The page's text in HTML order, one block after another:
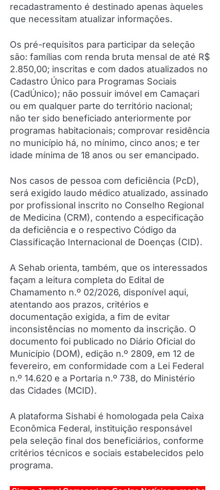
recadastramento é destinado apenas àqueles
que necessitam atualizar informações.
Os pré-requisitos para participar da seleção
são: famílias com renda bruta mensal de até R$
2.850,00; inscritas e com dados atualizados no
Cadastro Único para Programas Sociais
(CadÚnico); não possuir imóvel em Camaçari
ou em qualquer parte do território nacional;
não ter sido beneficiado anteriormente por
programas habitacionais; comprovar residência
no município há, no mínimo, cinco anos; e ter
idade mínima de 18 anos ou ser emancipado.
Nos casos de pessoa com deficiência (PcD),
será exigido laudo médico atualizado, assinado
por profissional inscrito no Conselho Regional
de Medicina (CRM), contendo a especificação
da deficiência e o respectivo Código da
Classificação Internacional de Doenças (CID).
A Sehab orienta, também, que os interessados
façam a leitura completa do Edital de
Chamamento n.º 02/2026, disponível aqui,
atentando aos prazos, critérios e
documentação exigida, a fim de evitar
inconsistências no momento da inscrição. O
documento foi publicado no Diário Oficial do
Município (DOM), edição n.º 2809, em 12 de
fevereiro, em conformidade com a Lei Federal
n.º 14.620 e a Portaria n.º 738, do Ministério
das Cidades (MCID).
A plataforma Sishabi é homologada pela Caixa
Econômica Federal, instituição responsável
pela seleção final dos beneficiários, conforme
critérios técnicos e sociais estabelecidos pelo
programa.